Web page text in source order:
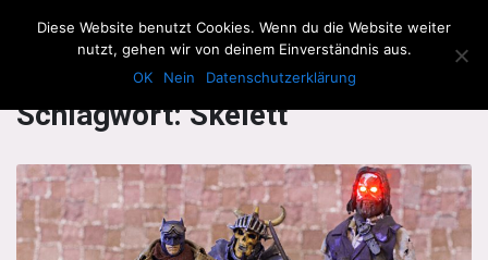
The Howling Men
Schlagwort:Skelett
Diese Website benutzt Cookies. Wenn du die Website weiter
nutzt, gehen wir von deinem Einverständnis aus.
OK
Nein Datenschutzerklärung